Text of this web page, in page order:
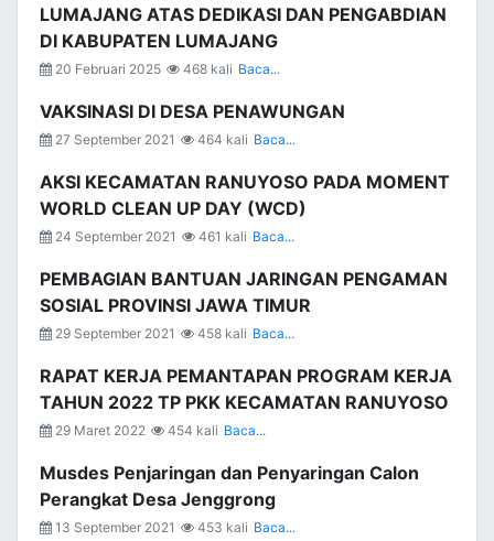
LUMAJANG ATAS DEDIKASI DAN PENGABDIAN
DI KABUPATEN LUMAJANG
20 Februari 2025 468 kali Baca...
VAKSINASI DI DESA PENAWUNGAN
27 September 2021 464 kali Baca...
AKSI KECAMATAN RANUYOSO PADA MOMENT
WORLD CLEAN UP DAY (WCD)
24 September 2021 461 kali Baca...
PEMBAGIAN BANTUAN JARINGAN PENGAMAN
SOSIAL PROVINSI JAWA TIMUR
29 September 2021 458 kali Baca...
RAPAT KERJA PEMANTAPAN PROGRAM KERJA
TAHUN 2022 TP PKK KECAMATAN RANUYOSO
29 Maret 2022 454 kali Baca...
Musdes Penjaringan dan Penyaringan Calon
Perangkat Desa Jenggrong
13 September 2021 453 kali Baca...